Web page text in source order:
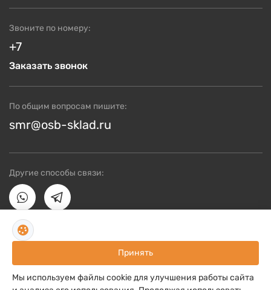
Мы используем файлы cookie для улучшения работы сайта
Принять
Звоните по номеру:
+7
Заказать звонок
По общим вопросам пишите:
smr@osb-sklad.ru
Другие способы связи:
Смотреть ещё
OSB плиты, 2024. Все права защищены.
Политика конфиденциальности